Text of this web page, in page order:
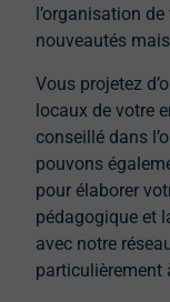
l’organisation
nouveautés
Vous projetez
locaux de votre
conseillé dans
pouvons
pour élaborer
pédagogique et
avec notre
particulièrement